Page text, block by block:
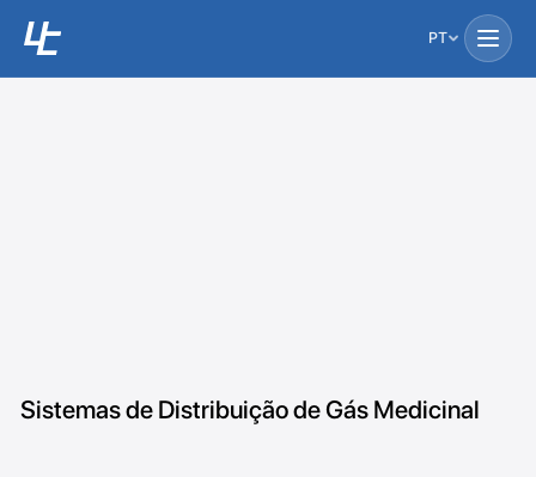
PT
Sistemas de Distribuição de Gás Medicinal